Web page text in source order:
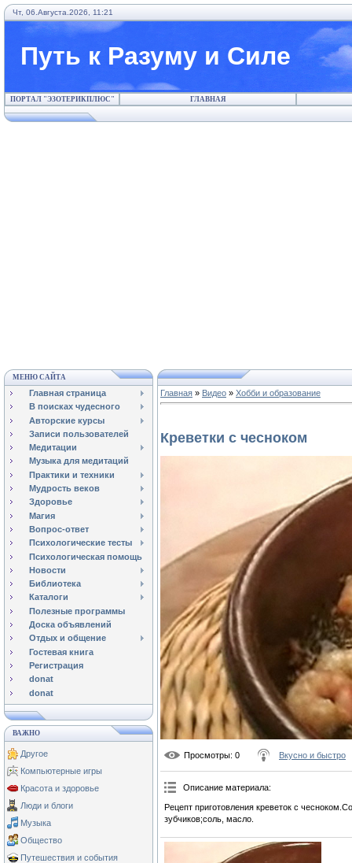
Чт, 06.Августа.2026, 11:21
Путь к Разуму и Силе
ПОРТАЛ "ЭЗОТЕРИКПЛЮС" ГЛАВНАЯ
МЕНЮ САЙТА
Главная страница
В поисках чудесного
Авторские курсы
Записи пользователей
Медитации
Музыка для медитаций
Практики и техники
Мудрость веков
Здоровье
Магия
Вопрос-ответ
Психологические тесты
Психологическая помощь
Новости
Библиотека
Каталоги
Полезные программы
Доска объявлений
Отдых и общение
Гостевая книга
Регистрация
donat
donat
ВАЖНО
Другое
Компьютерные игры
Красота и здоровье
Люди и блоги
Музыка
Общество
Путешествия и события
Главная » Видео » Хобби и образование
Креветки с чесноком
Просмотры: 0 Вкусно и быстро
Описание материала:
Рецепт приготовления креветок с
зубчиков;соль, масло.